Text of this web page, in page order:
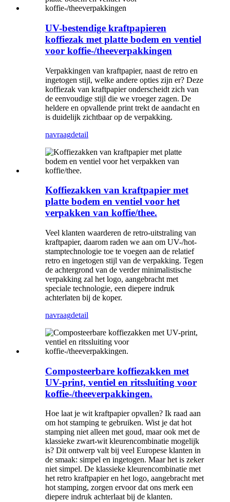
UV-bestendige kraftpapieren
koffiezak met platte bodem en ventiel
voor koffie-/theeverpakkingen
Verpakkingen van kraftpapier, naast de retro en
ingetogen stijl, welke andere opties zijn er? Deze
koffiezak van kraftpapier onderscheidt zich van
de eenvoudige stijl die we vroeger zagen. De
heldere en opvallende print trekt de aandacht en
is duidelijk zichtbaar op de verpakking.
navraagdetail
Koffiezakken van kraftpapier met
platte bodem en ventiel voor het
verpakken van koffie/thee.
Veel klanten waarderen de retro-uitstraling van
kraftpapier, daarom raden we aan om UV-/hot-
stamptechnologie toe te voegen aan de relatief
retro en ingetogen stijl van de verpakking. Tegen
de achtergrond van de verder minimalistische
verpakking zal het logo, aangebracht met
speciale technologie, een diepere indruk
achterlaten bij de koper.
navraagdetail
Composteerbare koffiezakken met
UV-print, ventiel en ritssluiting voor
koffie-/theeverpakkingen.
Hoe laat je wit kraftpapier opvallen? Ik raad aan
om hot stamping te gebruiken. Wist je dat hot
stamping niet alleen met goud, maar ook met de
klassieke zwart-wit kleurencombinatie mogelijk
is? Dit ontwerp valt bij veel Europese klanten in
de smaak: simpel en ingetogen. Maar het is zeker
niet simpel. De klassieke kleurencombinatie met
het retro kraftpapier en het logo, aangebracht met
hot stamping, zorgen ervoor dat ons merk een
diepere indruk achterlaat bij de klanten.